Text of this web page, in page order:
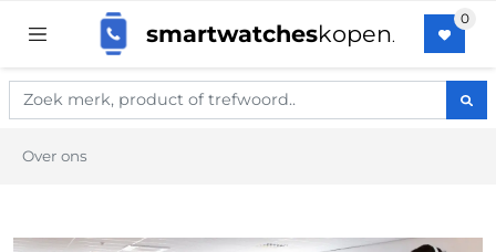
smartwatcheskopen.
Over ons